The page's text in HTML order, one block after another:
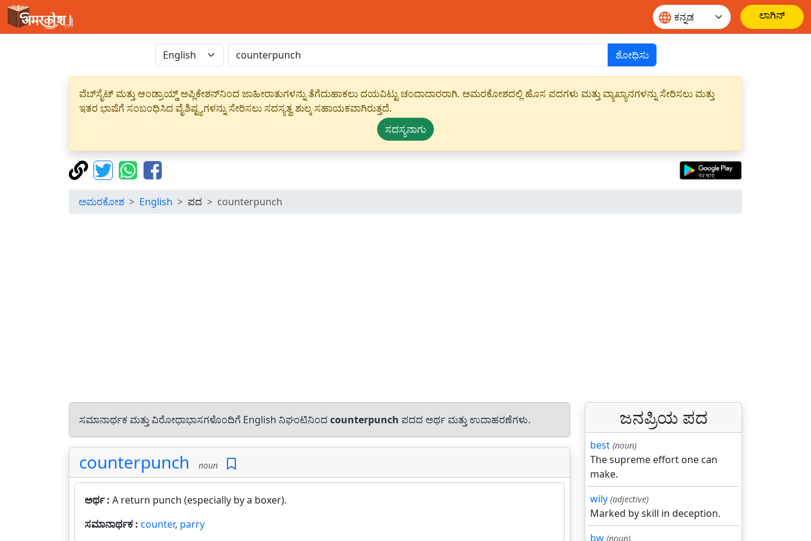
ಲಾಗಿನ್
ಶೋಧಿಸು
ವೆಬ್‌ಸೈಟ್ ಮತ್ತು ಆಂಡ್ರಾಯ್ಡ್ ಅಪ್ಲಿಕೇಶನ್‌ನಿಂದ ಜಾಹೀರಾತುಗಳನ್ನು ತೆಗೆದುಹಾಕಲು ದಯವಿಟ್ಟು ಚಂದಾದಾರರಾಗಿ. ಅಮರಕೋಶದಲ್ಲಿ ಹೊಸ ಪದಗಳು ಮತ್ತು ವ್ಯಾಖ್ಯಾನಗಳನ್ನು ಸೇರಿಸಲು ಮತ್ತು
ಇತರ ಭಾಷೆಗೆ ಸಂಬಂಧಿಸಿದ ವೈಶಿಷ್ಟ್ಯಗಳನ್ನು ಸೇರಿಸಲು ಸದಸ್ಯತ್ವ ಶುಲ್ಕ ಸಹಾಯಕವಾಗಿರುತ್ತದೆ.
ಸದಸ್ಯನಾಗು
ಅಮರಕೋಶ English ಪದ counterpunch
ಸಮಾನಾರ್ಥಕ ಮತ್ತು ವಿರೋಧಾಭಾಸಗಳೊಂದಿಗೆ English ನಿಘಂಟಿನಿಂದ counterpunch ಪದದ ಅರ್ಥ ಮತ್ತು ಉದಾಹರಣೆಗಳು.
counterpunch noun
ಅರ್ಥ : A return punch (especially by a boxer).
ಸಮಾನಾರ್ಥಕ : counter, parry
ಜನಪ್ರಿಯ ಪದ
best (noun)
The supreme effort one can
make.
wily (adjective)
Marked by skill in deception.
bw (noun)